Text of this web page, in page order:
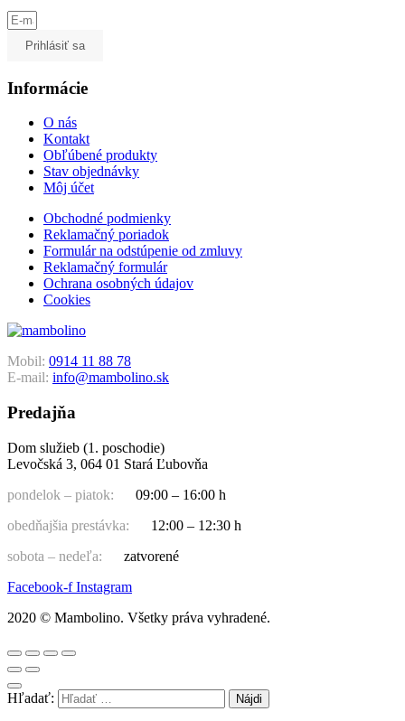
Prihlásiť sa
Informácie
O nás
Kontakt
Obľúbené produkty
Stav objednávky
Môj účet
Obchodné podmienky
Reklamačný poriadok
Formulár na odstúpenie od zmluvy
Reklamačný formulár
Ochrana osobných údajov
Cookies
Mobil: 0914 11 88 78
E-mail: info@mambolino.sk
Predajňa
Dom služieb (1. poschodie)
Levočská 3, 064 01 Stará Ľubovňa
pondelok – piatok:
09:00 – 16:00 h
obedňajšia prestávka:
12:00 – 12:30 h
sobota – nedeľa:
zatvorené
Facebook-f Instagram
2020 © Mambolino. Všetky práva vyhradené.
Hľadať: